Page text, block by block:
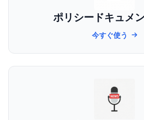
ポリシードキュメ
今すぐ使う